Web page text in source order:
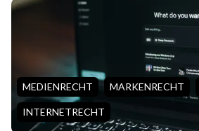
MEDIENRECHT MARKENRECHT
INTERNETRECHT